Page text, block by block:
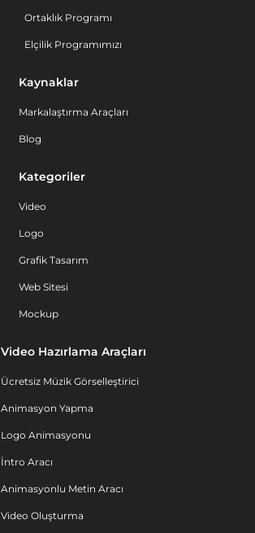
Ortaklık Programı
Elçilik Programımızı
Kaynaklar
Markalaştırma Araçları
Blog
Kategoriler
Video
Logo
Grafik Tasarım
Web Sitesi
Mockup
Video Hazırlama Araçları
Ücretsiz Müzik Görselleştirici
Animasyon Yapma
Logo Animasyonu
İntro Aracı
Animasyonlu Metin Aracı
Video Oluşturma